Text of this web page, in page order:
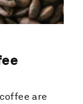
are